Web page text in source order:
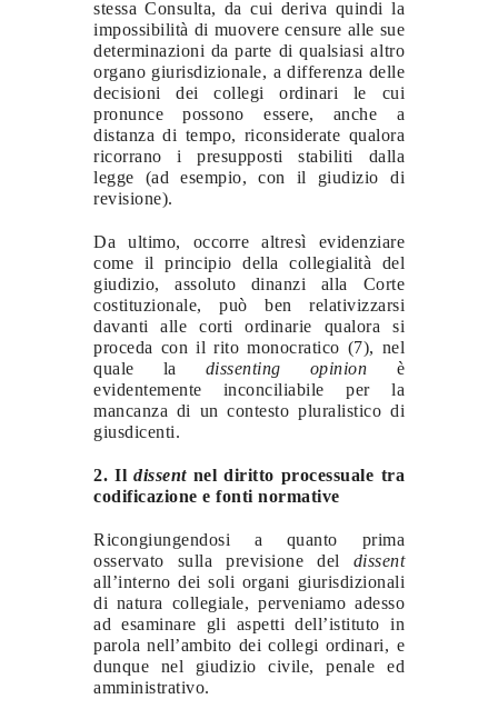
stessa Consulta, da cui deriva quindi la
impossibilità di muovere censure alle sue
determinazioni da parte di qualsiasi altro
organo giurisdizionale, a differenza delle
decisioni dei collegi ordinari le cui
pronunce possono essere, anche a
distanza di tempo, riconsiderate qualora
ricorrano i presupposti stabiliti dalla
legge (ad esempio, con il giudizio di
revisione).
Da ultimo, occorre altresì evidenziare
come il principio della collegialità del
giudizio, assoluto dinanzi alla Corte
costituzionale, può ben relativizzarsi
davanti alle corti ordinarie qualora si
proceda con il rito monocratico (7), nel
quale la dissenting opinion è
evidentemente inconciliabile per la
mancanza di un contesto pluralistico di
giusdicenti.
2. Ildissent nel diritto processuale tra
codificazione e fonti normative
Ricongiungendosi a quanto prima
osservato sulla previsione del dissent
all’interno dei soli organi giurisdizionali
di natura collegiale, perveniamo adesso
ad esaminare gli aspetti dell’istituto in
parola nell’ambito dei collegi ordinari, e
dunque nel giudizio civile, penale ed
amministrativo.